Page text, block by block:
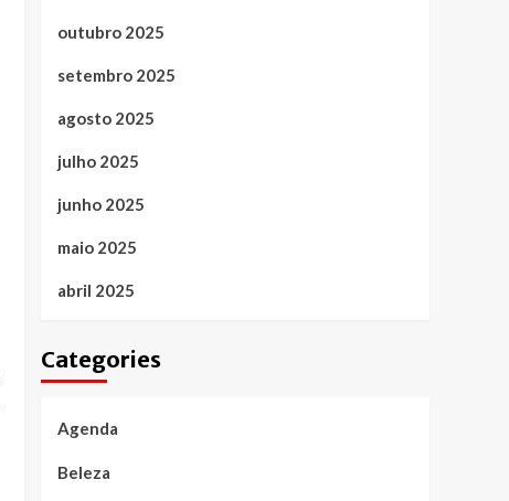
outubro 2025
setembro 2025
agosto 2025
julho 2025
junho 2025
maio 2025
abril 2025
Categories
Agenda
Beleza